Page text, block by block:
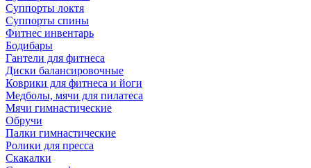
Суппорты локтя
Суппорты спины
Фитнес инвентарь
Бодибары
Гантели для фитнеса
Диски балансировочные
Коврики для фитнеса и йоги
Медболы, мячи для пилатеса
Мячи гимнастические
Обручи
Палки гимнастические
Ролики для пресса
Скакалки